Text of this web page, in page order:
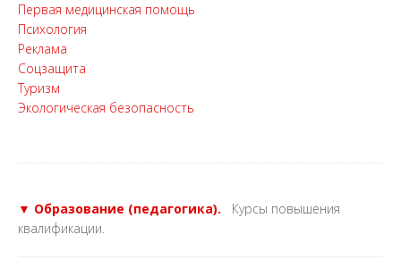
Первая медицинская помощь
Психология
Реклама
Соцзащита
Туризм
Экологическая безопасность
▼ Образование (педагогика).
Курсы повышения
квалификации.